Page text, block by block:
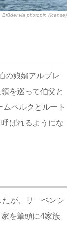
Brüdervia photopin (license)
の娘婿アルブレ
を巡って伯父と
ベルクとルート
ばれるようにな
が、リーベンシ
を筆頭に4家族